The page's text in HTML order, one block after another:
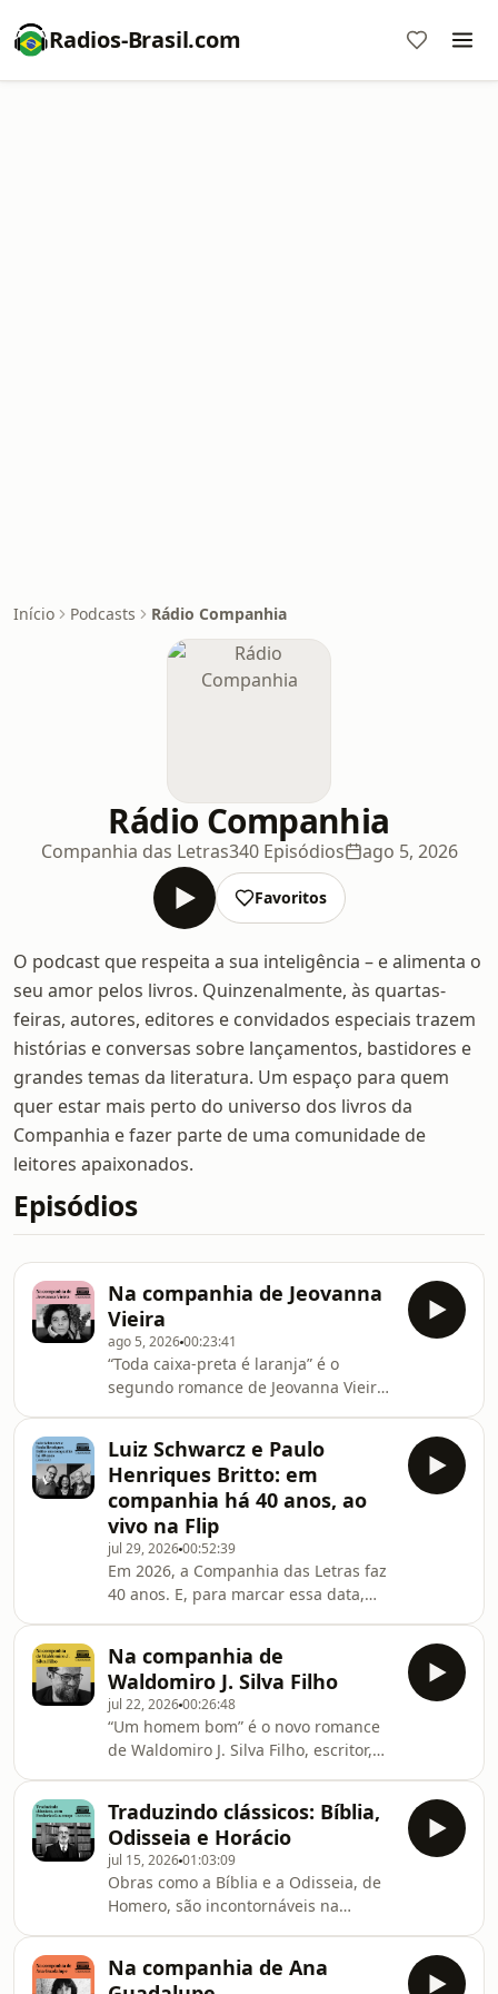
Radios-Brasil.com
Início Podcasts Rádio Companhia
Rádio Companhia
Companhia das Letras340 Episódios ago 5, 2026
Favoritos
O podcast que respeita a sua inteligência – e alimenta o
seu amor pelos livros. Quinzenalmente, às quartas-
feiras, autores, editores e convidados especiais trazem
histórias e conversas sobre lançamentos, bastidores e
grandes temas da literatura. Um espaço para quem
quer estar mais perto do universo dos livros da
Companhia e fazer parte de uma comunidade de
leitores apaixonados.
Episódios
Na companhia de Jeovanna
Vieira
ago 5, 202600:23:41
“Toda caixa-preta é laranja” é o
segundo romance de Jeovanna Vieira.
Companhia das Letras. Em seu novo
livro, ela fala sobre o vínculo entre pai
e filha, além dos traumas que
ultrapassam gerações e das maneiras
de lidar com eles.Neste episódio mais
curto da Rádio Companhia, Jeovanna
conta sobre as várias fases que
marcaram o proc
Luiz Schwarcz e Paulo
Henriques Britto: em
companhia há 40 anos, ao
vivo na Flip
jul 29, 202600:52:39
Em 2026, a Companhia das Letras faz
40 anos. E, para marcar essa data,
em episódio gravado ao vivo na Casa
da Companhia – diretamente da Festa
Literária de Paraty, a Flip.Luiz é
escritor, editor e fundador da
Companhia das Letras. Paulo é
escritor, poeta, tradutor, professor e
um imortal da Academia Brasileira de
Letras. O encont
Na companhia de
Waldomiro J. Silva Filho
jul 22, 202600:26:48
“Um homem bom” é o novo romance
de Waldomiro J. Silva Filho, escritor,
extensa produção acadêmica e
também é autor de “Os dias”, seu
romance de estreia. Neste episódio
mais curto do podcast, Stéphanie
Roque está na companhia dele.
Waldomiro conta sobre o processo de
escrita de “Um homem bom”, seu
primeiro romance pela Companhia
Traduzindo clássicos: Bíblia,
Odisseia e Horácio
jul 15, 202601:03:09
Obras como a Bíblia e a Odisseia, de
Homero, são incontornáveis na
tradutor dessas obras do grego
Na companhia de Ana